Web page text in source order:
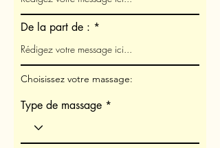
De la part de :
Choisissez votre massage:
Type de massage